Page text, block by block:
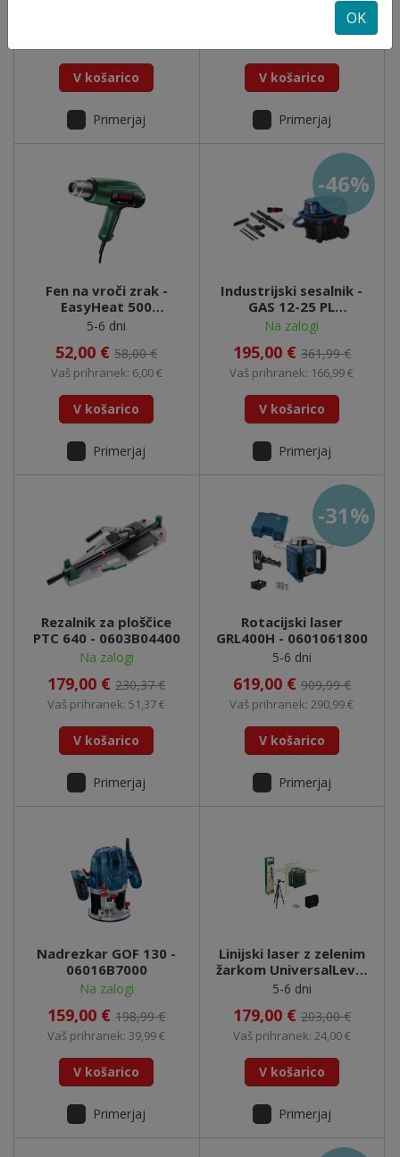
V košarico
Primerjaj
223,99 €
V košarico
Primerjaj
Fen na vroči zrak -
EasyHeat 500
(06032A6020)
5-6 dni
52,00 €58,00 €
Vaš prihranek: 6,00 €
V košarico
Primerjaj
Industrijski sesalnik -
GAS 12-25 PL
(060197C100)
Na zalogi
195,00 € 361,99 €
Vaš prihranek: 166,99 €
V košarico
Primerjaj
-46%
Rezalnik za ploščice
PTC 640 - 0603B04400
Na zalogi
179,00 €230,37 €
Vaš prihranek: 51,37 €
V košarico
Primerjaj
Rotacijski laser
GRL400H - 0601061800
5-6 dni
619,00 € 909,99 €
Vaš prihranek: 290,99 €
V košarico
Primerjaj
-31%
Nadrezkar GOF 130 -
06016B7000
Na zalogi
159,00 €198,99 €
Vaš prihranek: 39,99 €
V košarico
Primerjaj
Linijski laser z zelenim
žarkom UniversalLevel
360 + TT150 -
5-6 dni
179,00 € 203,00 €
Vaš prihranek: 24,00 €
V košarico
Primerjaj
OK